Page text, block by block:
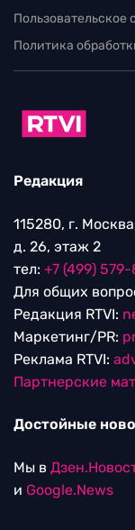
Пользовательское
Политика
Редакция
115280, г.
д. 26, этаж 2
тел: +7 (499)
Для общих
Редакция RTVI:
Маркетинг/PR:
Реклама RTVI:
Партнерские
Достойные
Мы в
и Google.News